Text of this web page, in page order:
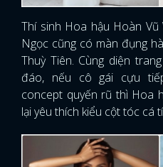
Thí sinh Hoa hậu Hoàn
Ngọc cũng có màn đụng
Thuỳ Tiên. Cùng diện
đáo, nếu cô gái cựu
concept quyến rũ thì Hoa
lại yêu thích kiểu cột tóc cá